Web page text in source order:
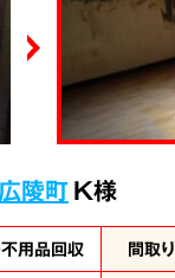
陵町K様
用品回収 間取り